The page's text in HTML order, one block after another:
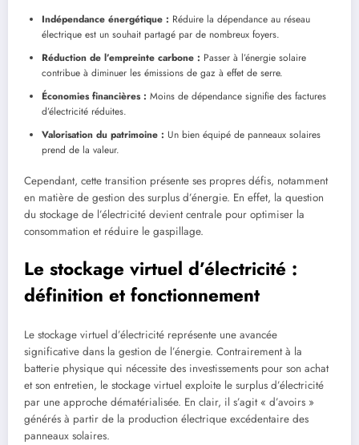
Indépendance énergétique : Réduire la dépendance au réseau
électrique est un souhait partagé par de nombreux foyers.
Réduction de l’empreinte carbone : Passer à l’énergie solaire
contribue à diminuer les émissions de gaz à effet de serre.
Économies financières : Moins de dépendance signifie des factures
d’électricité réduites.
Valorisation du patrimoine : Un bien équipé de panneaux solaires
prend de la valeur.
Cependant, cette transition présente ses propres défis, notamment
en matière de gestion des surplus d’énergie. En effet, la question
du stockage de l’électricité devient centrale pour optimiser la
consommation et réduire le gaspillage.
Le stockage virtuel d’électricité :
définition et fonctionnement
Le stockage virtuel d’électricité représente une avancée
significative dans la gestion de l’énergie. Contrairement à la
batterie physique qui nécessite des investissements pour son achat
et son entretien, le stockage virtuel exploite le surplus d’électricité
par une approche dématérialisée. En clair, il s’agit « d’avoirs »
générés à partir de la production électrique excédentaire des
panneaux solaires.